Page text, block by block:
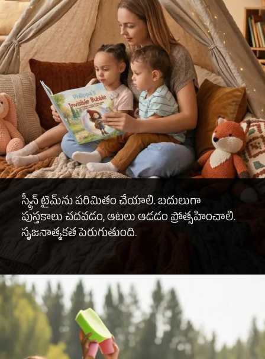
స్క్రీన్ టైమ్‌ను పరిమితం చేయాలి. బదులుగా
పుస్తకాలు చదవడం, ఆటలు ఆడడం ప్రోత్సహించాలి.
సృజనాత్మకత పెరుగుతుంది.